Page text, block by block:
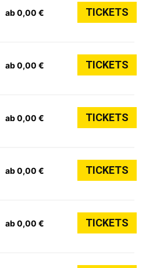
ab 0,00 € TICKETS
ab 0,00 € TICKETS
ab 0,00 € TICKETS
ab 0,00 € TICKETS
ab 0,00 € TICKETS